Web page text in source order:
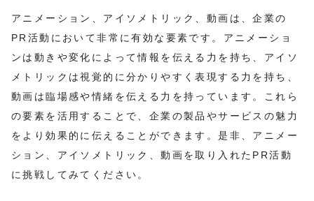
アニメーション、アイソメトリック、動画は、企業の
PR活動において非常に有効な要素です。アニメーショ
ンは動きや変化によって情報を伝える力を持ち、アイソ
メトリックは視覚的に分かりやすく表現する力を持ち、
動画は臨場感や情緒を伝える力を持っています。これら
の要素を活用することで、企業の製品やサービスの魅力
をより効果的に伝えることができます。是非、アニメー
ション、アイソメトリック、動画を取り入れたPR活動
に挑戦してみてください。